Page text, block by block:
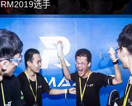
RM2019选手